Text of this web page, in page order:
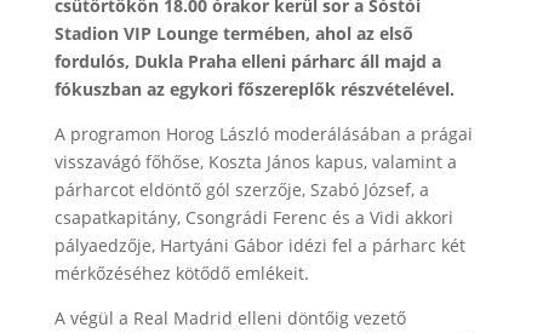
csütörtökön 18.00 órakor kerül sor a Sóstói
Stadion VIP Lounge termében, ahol az első
fordulós, Dukla Praha elleni párharc áll majd a
fókuszban az egykori főszereplők részvételével.
A programon Horog László moderálásában a prágai
visszavágó főhőse, Koszta János kapus, valamint a
párharcot eldöntő gól szerzője, Szabó József, a
csapatkapitány, Csongrádi Ferenc és a Vidi akkori
pályaedzője, Hartyáni Gábor idézi fel a párharc két
mérkőzéséhez kötődő emlékeit.
A végül a Real Madrid elleni döntőig vezető